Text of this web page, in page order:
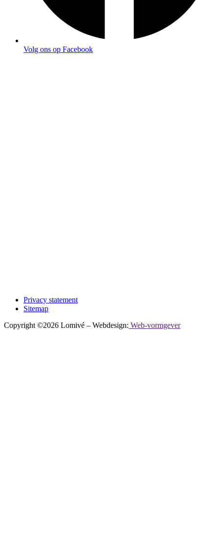
Volg ons op Facebook
Privacy statement
Sitemap
Copyright ©2026 Lomivé – Webdesign: Web-vormgever